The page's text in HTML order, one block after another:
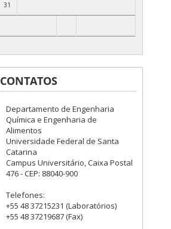
31
CONTATOS
Departamento de Engenharia
Química e Engenharia de
Alimentos
Universidade Federal de Santa
Catarina
Campus Universitário, Caixa Postal
476 - CEP: 88040-900
Telefones:
+55 48 37215231 (Laboratórios)
+55 48 37219687 (Fax)